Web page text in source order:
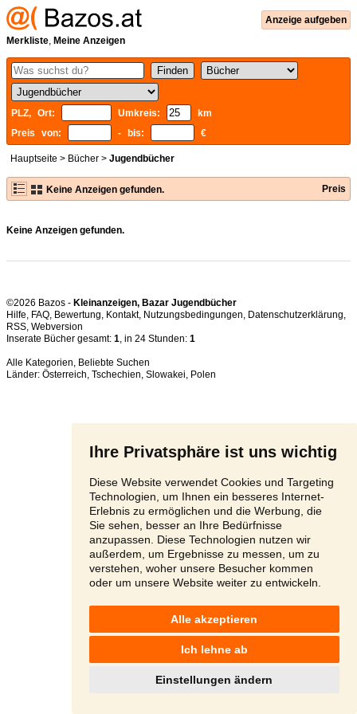
Ihre Privatsphäre ist uns wichtig
Diese Website verwendet Cookies und Targeting
Technologien, um Ihnen ein besseres Internet-
Erlebnis zu ermöglichen und die Werbung, die
Sie sehen, besser an Ihre Bedürfnisse
anzupassen. Diese Technologien nutzen wir
außerdem, um Ergebnisse zu messen, um zu
verstehen, woher unsere Besucher kommen
oder um unsere Website weiter zu entwickeln.
Alle akzeptieren
Ich lehne ab
Einstellungen ändern
Anzeige aufgeben
Merkliste, Meine Anzeigen
PLZ, Ort: Umkreis:
km
Preis von:
- bis: €
Hauptseite > Bücher > Jugendbücher
Keine Anzeigen gefunden. Preis
Keine Anzeigen gefunden.
©2026 Bazos - Kleinanzeigen, Bazar Jugendbücher
Hilfe, FAQ, Bewertung, Kontakt, Nutzungsbedingungen, Datenschutzerklärung,
RSS,
Inserate Bücher gesamt: 1, in 24 Stunden: 1
Alle Kategorien, Beliebte Suchen
Länder: Österreich, Tschechien, Slowakei, Polen